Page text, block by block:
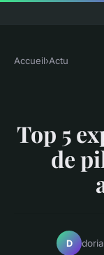
Accueil›Actu
Top 5
de
D